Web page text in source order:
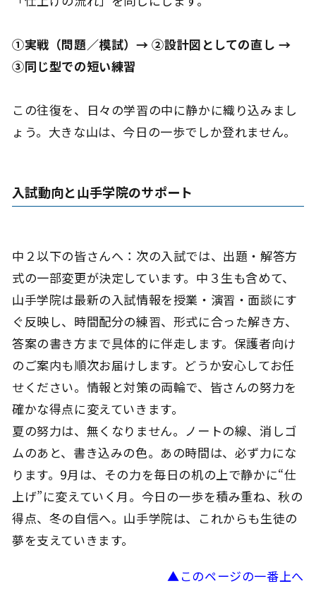
①実戦（問題／模試）→ ②設計図としての直し →
③同じ型での短い練習
この往復を、日々の学習の中に静かに織り込みまし
ょう。大きな山は、今日の一歩でしか登れません。
入試動向と山手学院のサポート
中２以下の皆さんへ：次の入試では、出題・解答方
式の一部変更が決定しています。中３生も含めて、
山手学院は最新の入試情報を授業・演習・面談にす
ぐ反映し、時間配分の練習、形式に合った解き方、
答案の書き方まで具体的に伴走します。保護者向け
のご案内も順次お届けします。どうか安心してお任
せください。情報と対策の両輪で、皆さんの努力を
確かな得点に変えていきます。
夏の努力は、無くなりません。ノートの線、消しゴ
ムのあと、書き込みの色。あの時間は、必ず力にな
ります。9月は、その力を毎日の机の上で静かに“仕
上げ”に変えていく月。今日の一歩を積み重ね、秋の
得点、冬の自信へ。山手学院は、これからも生徒の
夢を支えていきます。
▲このページの一番上へ